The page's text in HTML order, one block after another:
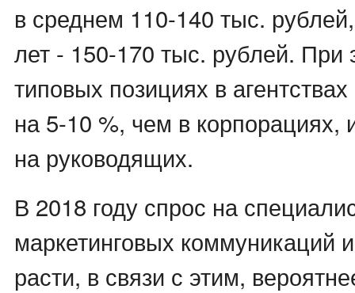
в среднем 110-140 тыс.
лет - 150-170 тыс. рублей. При
типовых позициях в
на 5-10 %, чем в
на руководящих.
В 2018 году спрос на
маркетинговых коммуникаций
расти, в связи с этим,